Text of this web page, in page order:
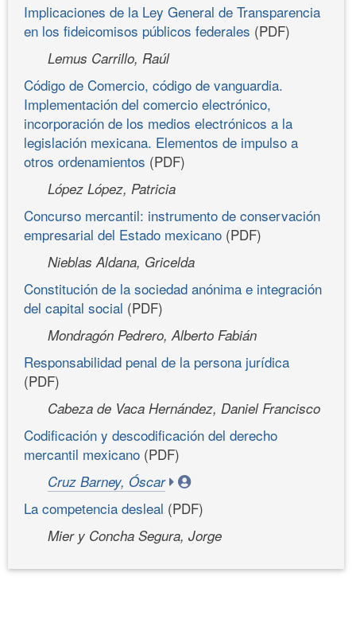
Implicaciones de la Ley General de Transparencia
en los fideicomisos públicos federales (PDF)
Lemus Carrillo, Raúl
Código de Comercio, código de vanguardia.
Implementación del comercio electrónico,
incorporación de los medios electrónicos a la
legislación mexicana. Elementos de impulso a
otros ordenamientos (PDF)
López López, Patricia
Concurso mercantil: instrumento de conservación
empresarial del Estado mexicano (PDF)
Nieblas Aldana, Gricelda
Constitución de la sociedad anónima e integración
del capital social (PDF)
Mondragón Pedrero, Alberto Fabián
Responsabilidad penal de la persona jurídica
(PDF)
Cabeza de Vaca Hernández, Daniel Francisco
Codificación y descodificación del derecho
mercantil mexicano (PDF)
Cruz Barney, Óscar
La competencia desleal (PDF)
Mier y Concha Segura, Jorge